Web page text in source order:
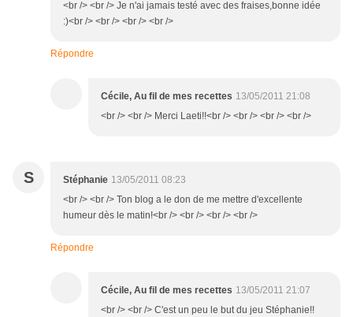
<br /> <br /> Je n'ai jamais testé avec des fraises,bonne idée
:)<br /> <br /> <br /> <br />
Répondre
Cécile, Au fil de mes recettes 13/05/2011 21:08
<br /> <br /> Merci Laeti!!<br /> <br /> <br /> <br />
S Stéphanie 13/05/2011 08:23
<br /> <br /> Ton blog a le don de me mettre d'excellente
humeur dès le matin!<br /> <br /> <br /> <br />
Répondre
Cécile, Au fil de mes recettes 13/05/2011 21:07
<br /> <br /> C'est un peu le but du jeu Stéphanie!!